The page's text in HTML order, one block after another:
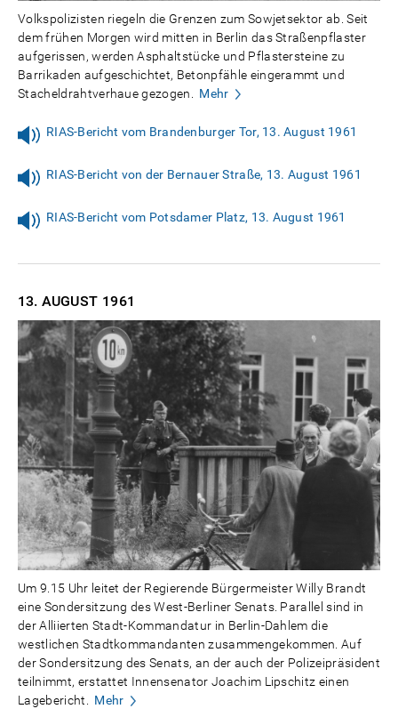
Volkspolizisten riegeln die Grenzen zum Sowjetsektor ab. Seit
dem frühen Morgen wird mitten in Berlin das Straßenpflaster
aufgerissen, werden Asphaltstücke und Pflastersteine zu
Barrikaden aufgeschichtet, Betonpfähle eingerammt und
Stacheldrahtverhaue gezogen.
Mehr
RIAS-Bericht vom Brandenburger Tor, 13. August 1961
RIAS-Bericht von der Bernauer Straße, 13. August 1961
RIAS-Bericht vom Potsdamer Platz, 13. August 1961
13. AUGUST 1961
Um 9.15 Uhr leitet der Regierende Bürgermeister Willy Brandt
eine Sondersitzung des West-Berliner Senats. Parallel sind in
der Alliierten Stadt-Kommandatur in Berlin-Dahlem die
westlichen Stadtkommandanten zusammengekommen. Auf
der Sondersitzung des Senats, an der auch der Polizeipräsident
teilnimmt, erstattet Innensenator Joachim Lipschitz einen
Lagebericht.
Mehr